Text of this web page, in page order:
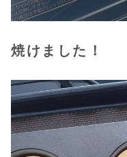
焼けました！